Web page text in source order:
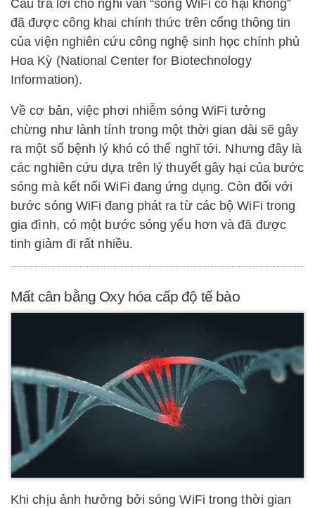
Câu trả lời cho nghi vấn “sóng WiFi có hại không”
đã được công khai chính thức trên cổng thông tin
của viện nghiên cứu công nghệ sinh học chính phủ
Hoa Kỳ (National Center for Biotechnology
Information).
Về cơ bản, việc phơi nhiễm sóng WiFi tưởng
chừng như lành tính trong một thời gian dài sẽ gây
ra một số bệnh lý khó có thể nghĩ tới. Nhưng đây là
các nghiên cứu dựa trên lý thuyết gây hại của bước
sóng mà kết nối WiFi đang ứng dụng. Còn đối với
bước sóng WiFi đang phát ra từ các bộ WiFi trong
gia đình, có một bước sóng yếu hơn và đã được
tinh giảm đi rất nhiều.
Mất cân bằng Oxy hóa cấp độ tế bào
Khi chịu ảnh hưởng bởi sóng WiFi trong thời gian